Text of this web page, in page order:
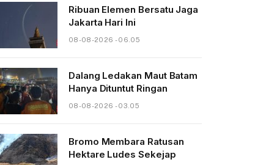
Ribuan Elemen Bersatu Jaga
Jakarta Hari Ini
08-08-2026 - 06.05
Dalang Ledakan Maut Batam
Hanya Dituntut Ringan
08-08-2026 - 03.05
Bromo Membara Ratusan
Hektare Ludes Sekejap